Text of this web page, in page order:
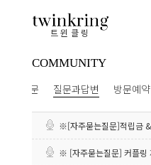
트윈클링
ALL 베스트 안쪽막음
COMMUNITY
는질문 질문과답변 방문예약
※[자주묻는질문]적립금
※ [자주묻는질문] 커플